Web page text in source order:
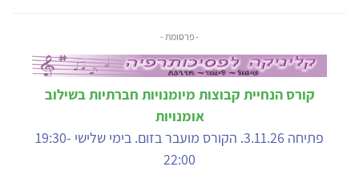
- פרסומת -
קורס הנחיית קבוצות מיומנויות חברתיות בשילוב
אומנויות
פתיחה 3.11.26. הקורס מועבר בזום. בימי שלישי 19:30-
22:00